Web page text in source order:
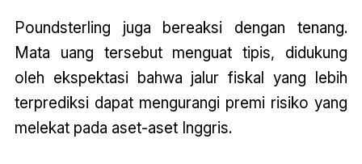
Poundsterling juga bereaksi dengan tenang.
Mata uang tersebut menguat tipis, didukung
oleh ekspektasi bahwa jalur fiskal yang lebih
terprediksi dapat mengurangi premi risiko yang
melekat pada aset-aset Inggris.